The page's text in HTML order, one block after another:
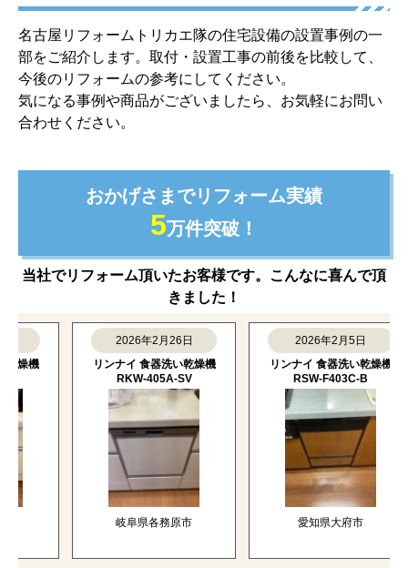
名古屋リフォームトリカエ隊の住宅設備の設置事例の一
部をご紹介します。取付・設置工事の前後を比較して、
今後のリフォームの参考にしてください。
気になる事例や商品がございましたら、お気軽にお問い
合わせください。
おかげさまでリフォーム実績
5万件突破！
当社でリフォーム頂いたお客様です。こんなに喜んで頂
きました！
2026年2月26日
リンナイ 食器洗い乾燥機
RKW-405A-SV
岐阜県各務原市
2026年2月5日
リンナイ 食器洗い乾燥機
RSW-F403C-B
愛知県大府市